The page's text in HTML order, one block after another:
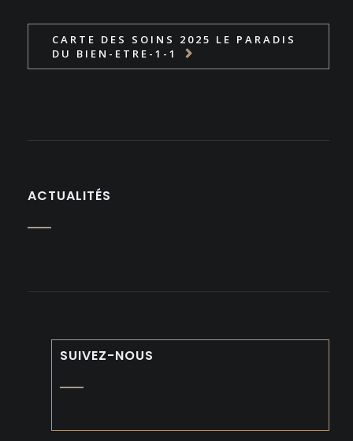
CARTE DES SOINS 2025 LE PARADIS
DU BIEN-ETRE-1-1
ACTUALITÉS
SUIVEZ-NOUS